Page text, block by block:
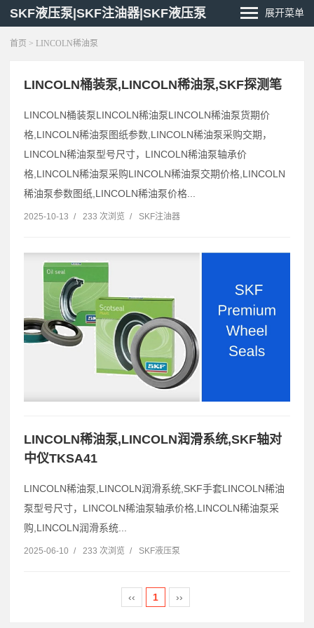
SKF液压泵|SKF注油器|SKF液压泵 展开菜单
首页 > LINCOLN稀油泵
LINCOLN桶装泵,LINCOLN稀油泵,SKF探测笔
LINCOLN桶装泵LINCOLN稀油泵LINCOLN稀油泵货期价
格,LINCOLN稀油泵图纸参数,LINCOLN稀油泵采购交期，
LINCOLN稀油泵型号尺寸，LINCOLN稀油泵轴承价
格,LINCOLN稀油泵采购LINCOLN稀油泵交期价格,LINCOLN
稀油泵参数图纸,LINCOLN稀油泵价格...
2025-10-13 / 233 次浏览 / SKF注油器
LINCOLN稀油泵,LINCOLN润滑系统,SKF轴对
中仪TKSA41
LINCOLN稀油泵,LINCOLN润滑系统,SKF手套LINCOLN稀油
泵型号尺寸，LINCOLN稀油泵轴承价格,LINCOLN稀油泵采
购,LINCOLN润滑系统...
2025-06-10 / 233 次浏览 / SKF液压泵
‹‹ 1 ››